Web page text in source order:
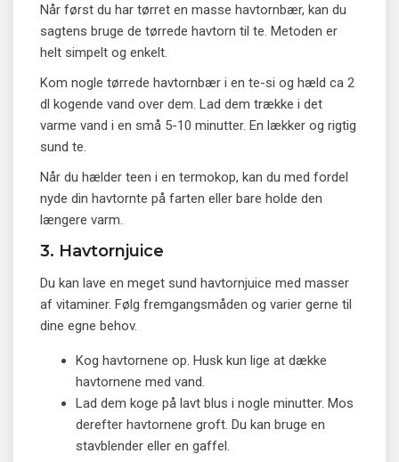
Når først du har tørret en masse havtornbær, kan du
sagtens bruge de tørrede havtorn til te. Metoden er
helt simpelt og enkelt.
Kom nogle tørrede havtornbær i en te-si og hæld ca 2
dl kogende vand over dem. Lad dem trække i det
varme vand i en små 5-10 minutter. En lækker og rigtig
sund te.
Når du hælder teen i en termokop, kan du med fordel
nyde din havtornte på farten eller bare holde den
længere varm.
3. Havtornjuice
Du kan lave en meget sund havtornjuice med masser
af vitaminer. Følg fremgangsmåden og varier gerne til
dine egne behov.
Kog havtornene op. Husk kun lige at dække
havtornene med vand.
Lad dem koge på lavt blus i nogle minutter. Mos
derefter havtornene groft. Du kan bruge en
stavblender eller en gaffel.